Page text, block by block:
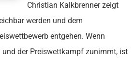
Christian Kalkbrenner zeigt
werden und dem
entgehen. Wenn
und der Preiswettkampf zunimmt, ist